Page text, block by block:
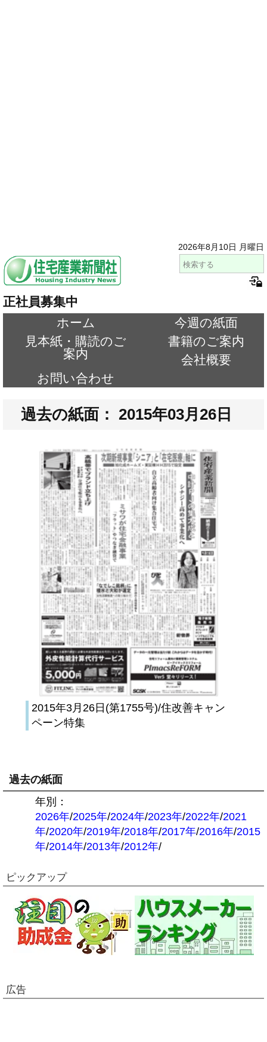
2026年8月10日 月曜日
正社員募集中
ホーム
今週の紙面
見本紙・購読のご
案内
書籍のご案内
会社概要
お問い合わせ
過去の紙面： 2015年03月26日
2015年3月26日(第1755号)/住改善キャン
ペーン特集
過去の紙面
年別：
2026年/2025年/2024年/2023年/2022年/2021
年/2020年/2019年/2018年/2017年/2016年/2015
年/2014年/2013年/2012年/
ピックアップ
広告